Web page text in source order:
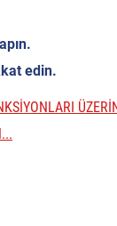
edin.